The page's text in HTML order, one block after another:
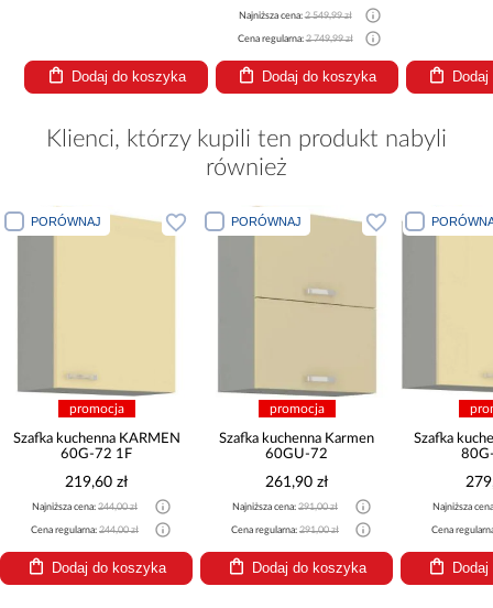
Dodaj do koszyka
Najniższa cena:2 549,99 zł
Cena regularna:2 749,99 zł
Dodaj do koszyka
Klienci, którzy kupili ten produkt nabyli
również
PORÓWNAJ
promocja
Szafka kuchenna KARMEN
60G-72 1F
219,60 zł
Najniższa cena: 244,00 zł
Cena regularna: 244,00 zł
Dodaj do koszyka
PORÓWNAJ
promocja
Szafka kuchenna Karmen
60GU-72
261,90 zł
Najniższa cena: 291,00 zł
Cena regularna: 291,00 zł
Dodaj do koszyka
Szafka
Najniższa
Cena